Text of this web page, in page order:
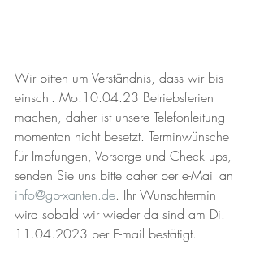
Wir bitten um Verständnis, dass wir bis
einschl. Mo.10.04.23 Betriebsferien
machen​, daher ist unsere Telefonleitung
momentan nicht besetzt. Terminwünsche
für Impfungen, Vorsorge und Check ups,
senden Sie uns bitte daher per e-Mail an
info@gp-xanten.de. Ihr Wunschtermin
wird sobald wir wieder da sind am Di.
11.04.2023 per E-mail bestätigt.